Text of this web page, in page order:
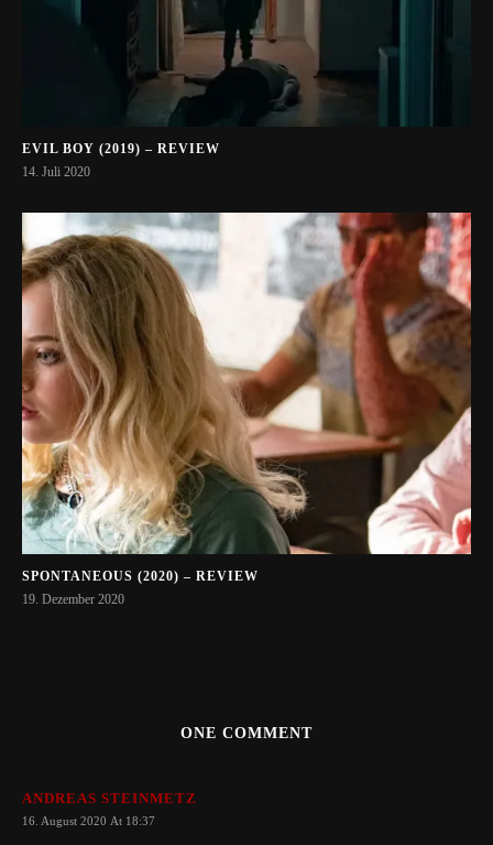
EVIL BOY (2019) – REVIEW
14. Juli 2020
SPONTANEOUS (2020) – REVIEW
19. Dezember 2020
ONE COMMENT
ANDREAS STEINMETZ
16. August 2020 At 18:37